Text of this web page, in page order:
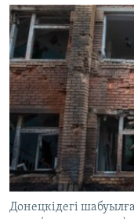
Skip
to
Search
ӘЛЕУМЕТ
ӘЛЕМ
АРНАЙЫ ЖОБАЛАР
Русский
ЖАЗЫЛЫҢЫЗ
Донецкідегі